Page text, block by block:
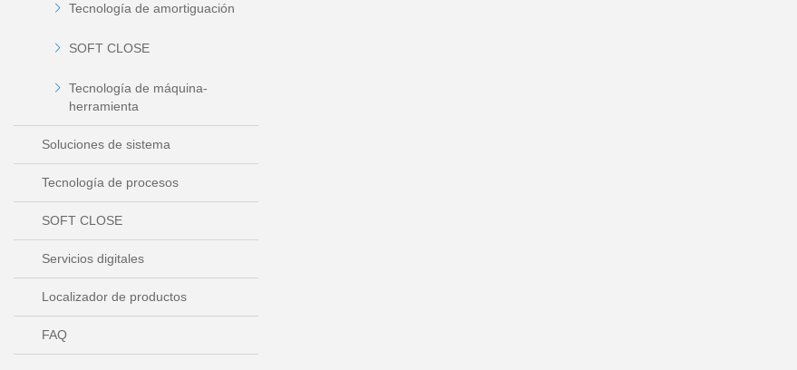
Tecnología de amortiguación
SOFT CLOSE
Tecnología de máquina-
herramienta
Soluciones de sistema
Tecnología de procesos
SOFT CLOSE
Servicios digitales
Localizador de productos
FAQ